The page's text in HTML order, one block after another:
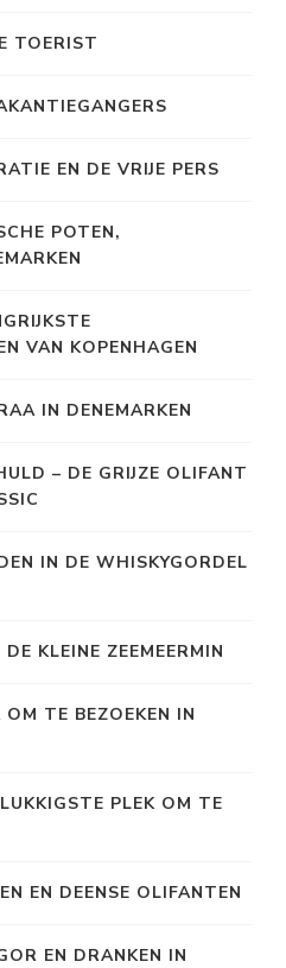
TOERIST
EN DE VRIJE PERS
POTEN,
VAN KOPENHAGEN
IN DENEMARKEN
– DE GRIJZE OLIFANT
IN DE WHISKYGORDEL
KLEINE ZEEMEERMIN
TE BEZOEKEN IN
PLEK OM TE
EN DEENSE OLIFANTEN
EN DRANKEN IN